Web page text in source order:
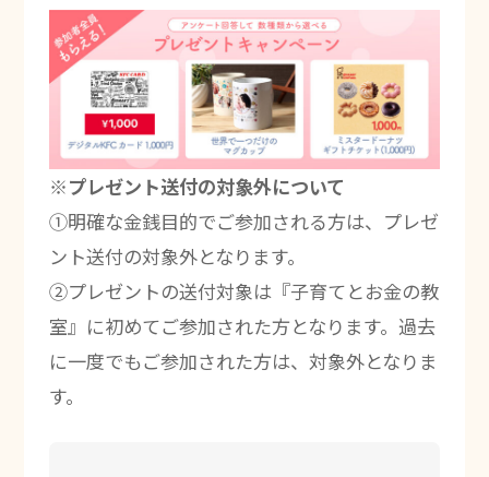
※プレゼント送付の対象外について
①明確な金銭目的でご参加される方は、プレゼ
ント送付の対象外となります。
②プレゼントの送付対象は『子育てとお金の教
室』に初めてご参加された方となります。過去
に一度でもご参加された方は、対象外となりま
す。